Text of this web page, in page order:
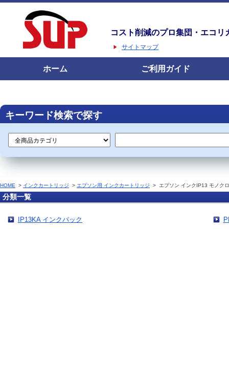
コスト削減のプロ集団・エコリ
サイトマップ
ホーム ご利用ガイド
キーワード検索で探す
HOME > インクカートリッジ > エプソン用 インクカートリッジ > エプソン インクIP13 モノク
分類一覧
IP13KA インクパック